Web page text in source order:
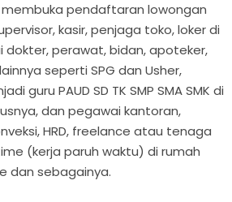
pendaftaran lowongan
kasir, penjaga toko, loker di
dokter, perawat, bidan, apoteker,
seperti SPG dan Usher,
guru PAUD SD TK SMP SMA SMK di
dan pegawai kantoran,
HRD, freelance atau tenaga
(kerja paruh waktu) di rumah
dan sebagainya.